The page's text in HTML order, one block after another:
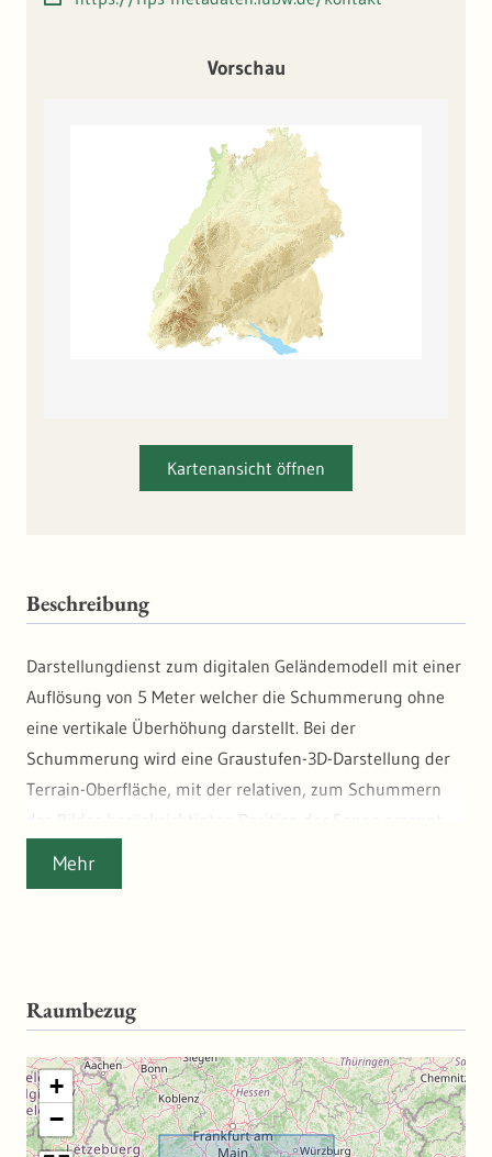
Vorschau
Kartenansicht öffnen
Beschreibung
Darstellungdienst zum digitalen Geländemodell mit einer
Auflösung von 5 Meter welcher die Schummerung ohne
eine vertikale Überhöhung darstellt. Bei der
Schummerung wird eine Graustufen-3D-Darstellung der
Terrain-Oberfläche, mit der relativen, zum Schummern
des Bildes berücksichtigten Position der Sonne erzeugt.
Schummerung ist eine Methode zum Visualisieren von
Höhenwerte liefert.
Mehr
Raumbezug
+
−